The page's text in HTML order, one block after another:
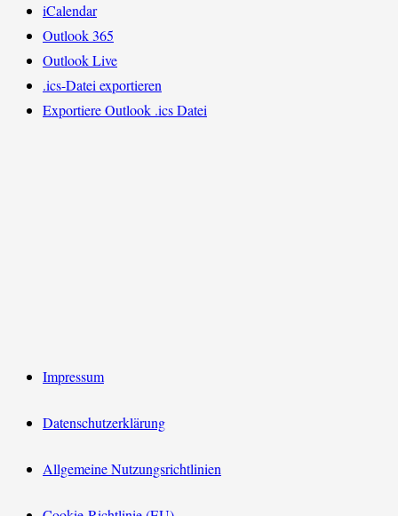
iCalendar
Outlook 365
Outlook Live
.ics-Datei exportieren
Exportiere Outlook .ics Datei
Impressum
Datenschutzerklärung
Allgemeine Nutzungsrichtlinien